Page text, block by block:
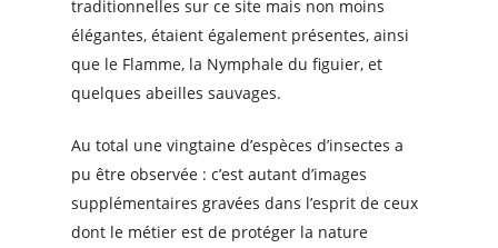
traditionnelles sur ce site mais non moins
élégantes, étaient également présentes, ainsi
que le Flamme, la Nymphale du figuier, et
quelques abeilles sauvages.
Au total une vingtaine d’espèces d’insectes a
pu être observée : c’est autant d’images
supplémentaires gravées dans l’esprit de ceux
dont le métier est de protéger la nature